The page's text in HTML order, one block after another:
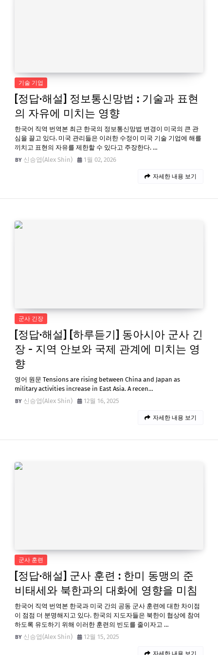
기술 기업
[정답·해설] 정보통신망법 : 기술과 표현
의 자유에 미치는 영향
한국어 직역 번역본 최근 한국의 정보통신망법 변경이 미국의 큰 관
심을 끌고 있다. 미국 관리들은 이러한 수정이 미국 기술 기업에 해를
끼치고 표현의 자유를 제한할 수 있다고 주장한다. …
신승엽(Alex Shin)
1월 02, 2026
자세한 내용 보기
군사 긴장
[정답·해설] [하루듣기] 동아시아 군사 긴
장 - 지역 안보와 국제 관계에 미치는 영
향
영어 원문 Tensions are rising between China and Japan as
military activities increase in East Asia. A recen…
신승엽(Alex Shin)
12월 16, 2025
자세한 내용 보기
군사 훈련
[정답·해설] 군사 훈련 : 한미 동맹의 준
비태세와 북한과의 대화에 영향을 미침
한국어 직역 번역본 한국과 미국 간의 공동 군사 훈련에 대한 차이점
이 점점 더 분명해지고 있다. 한국의 지도자들은 북한이 협상에 참여
하도록 유도하기 위해 이러한 훈련의 빈도를 줄이자고 …
신승엽(Alex Shin)
12월 15, 2025
자세한 내용 보기